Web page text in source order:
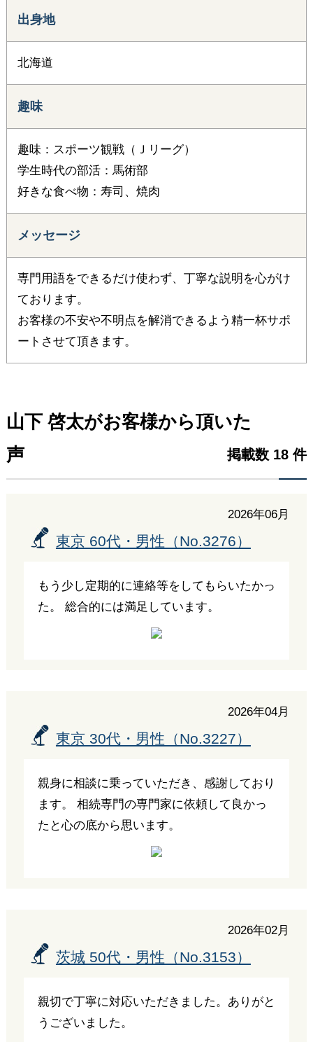
出身地
北海道
趣味
趣味：スポーツ観戦（Ｊリーグ）
学生時代の部活：馬術部
好きな食べ物：寿司、焼肉
メッセージ
専門用語をできるだけ使わず、丁寧な説明を心がけ
ております。
お客様の不安や不明点を解消できるよう精一杯サポ
ートさせて頂きます。
山下 啓太がお客様から頂いた
声
掲載数 18 件
2026年06月
東京 60代・男性（No.3276）
もう少し定期的に連絡等をしてもらいたかっ
た。 総合的には満足しています。
2026年04月
東京 30代・男性（No.3227）
親身に相談に乗っていただき、感謝しており
ます。 相続専門の専門家に依頼して良かっ
たと心の底から思います。
2026年02月
茨城 50代・男性（No.3153）
親切で丁寧に対応いただきました。ありがと
うございました。